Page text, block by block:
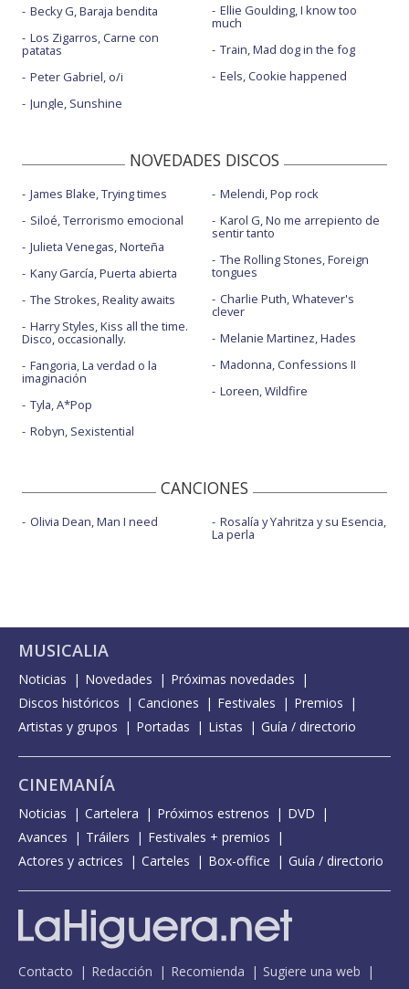
Becky G, Baraja bendita
Los Zigarros, Carne con
patatas
Peter Gabriel, o/i
Jungle, Sunshine
Ellie Goulding, I know too
much
Train, Mad dog in the fog
Eels, Cookie happened
NOVEDADES DISCOS
James Blake, Trying times
Siloé, Terrorismo emocional
Julieta Venegas, Norteña
Kany García, Puerta abierta
The Strokes, Reality awaits
Harry Styles, Kiss all the time.
Disco, occasionally.
Fangoria, La verdad o la
imaginación
Tyla, A*Pop
Robyn, Sexistential
Melendi, Pop rock
Karol G, No me arrepiento de
sentir tanto
The Rolling Stones, Foreign
tongues
Charlie Puth, Whatever's
clever
Melanie Martinez, Hades
Madonna, Confessions II
Loreen, Wildfire
CANCIONES
Olivia Dean, Man I need Rosalía y Yahritza y su Esencia,
La perla
MUSICALIA
Noticias Novedades
Próximas novedades
Discos históricos
Canciones Festivales
Premios
Artistas y grupos
Portadas Listas Guía / directorio
CINEMANÍA
Noticias Cartelera Próximos estrenos
DVD
Avances
Tráilers
Festivales + premios
Actores y actrices
Carteles Box-office Guía / directorio
Contacto Redacción Recomienda
Sugiere una web